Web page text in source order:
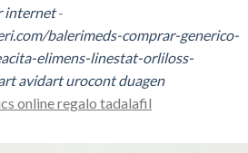
internet-
balerimeds-comprar-generico-
elimens-linestat-orliloss-
avidart urocont duagen
online regalo tadalafil